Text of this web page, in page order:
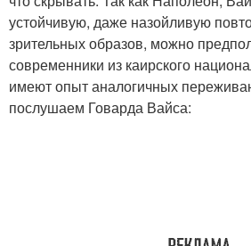
устойчивую, даже назойливую
зрительных образов, можно
современники из каирского
имеют опыт аналогичных
послушаем Говарда Вайса: